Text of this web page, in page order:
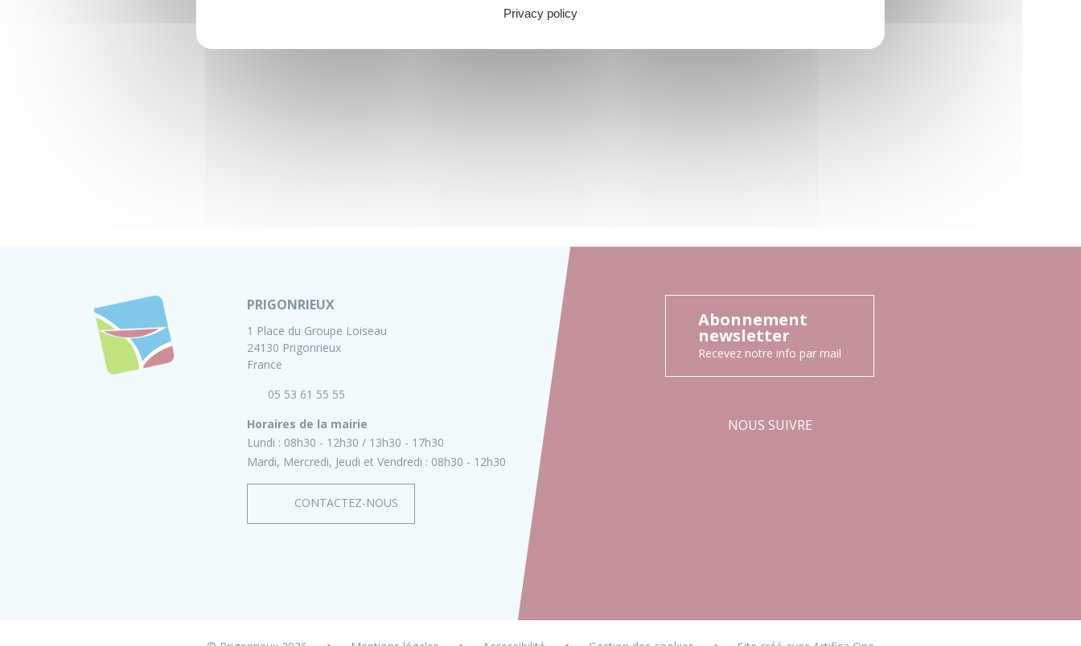
PRIGONRIEUX
1 Place du Groupe Loiseau
24130 Prigonrieux
France
05 53 61 55 55
Horaires de la mairie
Lundi : 08h30 - 12h30
13h30 - 17h30
Mardi, Mercredi, Jeudi et Vendredi : 08h30 - 12h30
CONTACTEZ-NOUS
Abonnement
newsletter
Recevez notre info par mail
NOUS SUIVRE
Privacy policy